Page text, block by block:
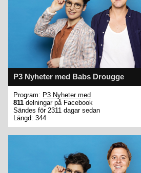
P3 Nyheter med Babs Drougge
Program: P3 Nyheter med
811 delningar på Facebook
Sändes för 2311 dagar sedan
Längd: 344